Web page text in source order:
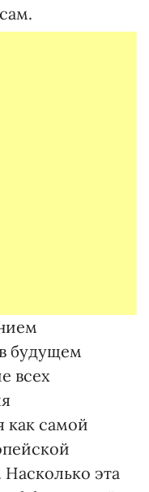
будущем
всех
как самой
эта